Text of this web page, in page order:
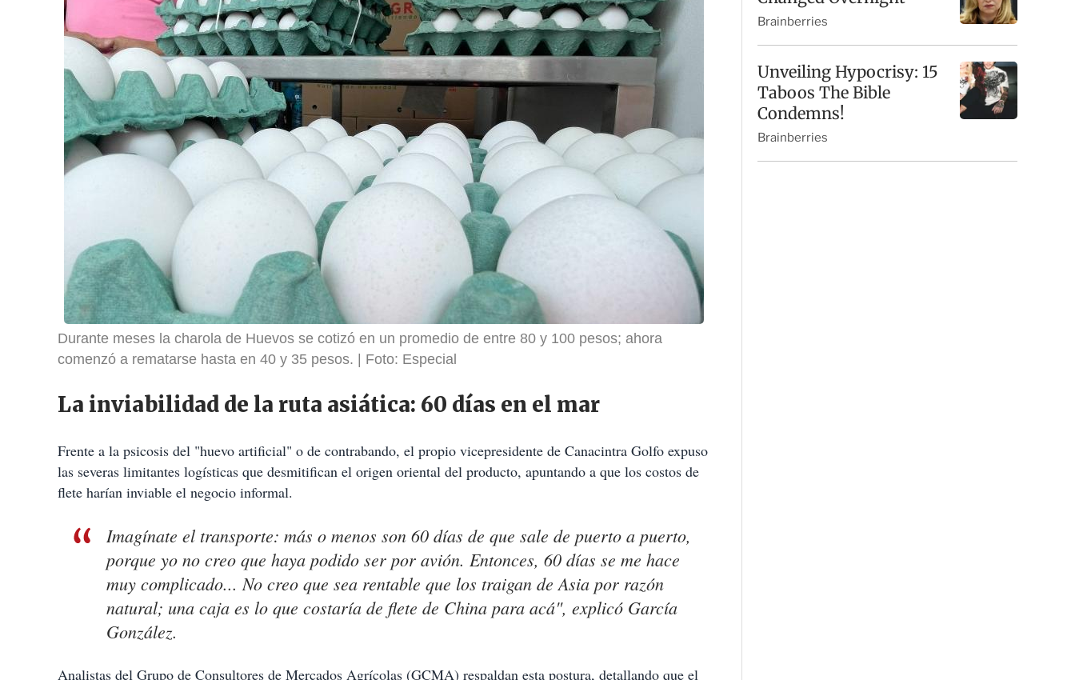
Durante meses la charola de Huevos se cotizó en un promedio de entre 80 y 100 pesos; ahora
comenzó a rematarse hasta en 40 y 35 pesos.
Foto: Especial
La inviabilidad de la ruta asiática: 60 días en el mar
Frente a la psicosis del "huevo artificial" o de contrabando, el propio vicepresidente de Canacintra Golfo expuso
las severas limitantes logísticas que desmitifican el origen oriental del producto, apuntando a que los costos de
flete harían inviable el negocio informal.
Imagínate el transporte: más o menos son 60 días de que sale de puerto a puerto,
porque yo no creo que haya podido ser por avión. Entonces, 60 días se me hace
muy complicado... No creo que sea rentable que los traigan de Asia por razón
natural; una caja es lo que costaría de flete de China para acá", explicó García
González.
Analistas del Grupo de Consultores de Mercados Agrícolas (GCMA) respaldan esta postura, detallando que el